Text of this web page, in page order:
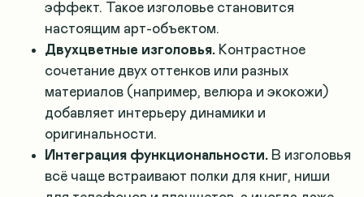
эффект. Такое изголовье становится
настоящим арт-объектом.
Двухцветные изголовья. Контрастное
сочетание двух оттенков или разных
материалов (например, велюра и экокожи)
добавляет интерьеру динамики и
оригинальности.
Интеграция функциональности. В изголовья
всё чаще встраивают полки для книг, ниши